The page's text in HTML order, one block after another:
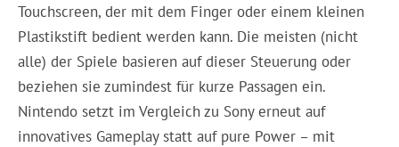
Touchscreen, der mit dem Finger oder einem kleinen
Plastikstift bedient werden kann. Die meisten (nicht
alle) der Spiele basieren auf dieser Steuerung oder
beziehen sie zumindest für kurze Passagen ein.
Nintendo setzt im Vergleich zu Sony erneut auf
innovatives Gameplay statt auf pure Power – mit